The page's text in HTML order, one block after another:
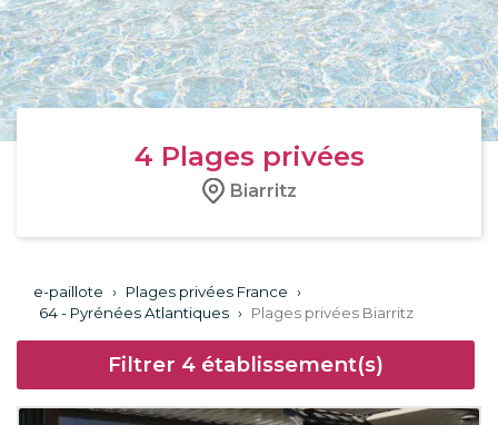
4 Plages privées
Biarritz
e-paillote › Plages privées France ›
64 - Pyrénées Atlantiques › Plages privées Biarritz
Filtrer 4établissement(s)